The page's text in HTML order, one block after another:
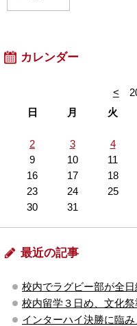
カレンダー
<
日
月 火
2
3 4
9
10 11
16
17 18
23
24 25
30
31
最近の記事
校内でラグビー部が全
校内留学３日め、文化
インターハイ決勝に臨み